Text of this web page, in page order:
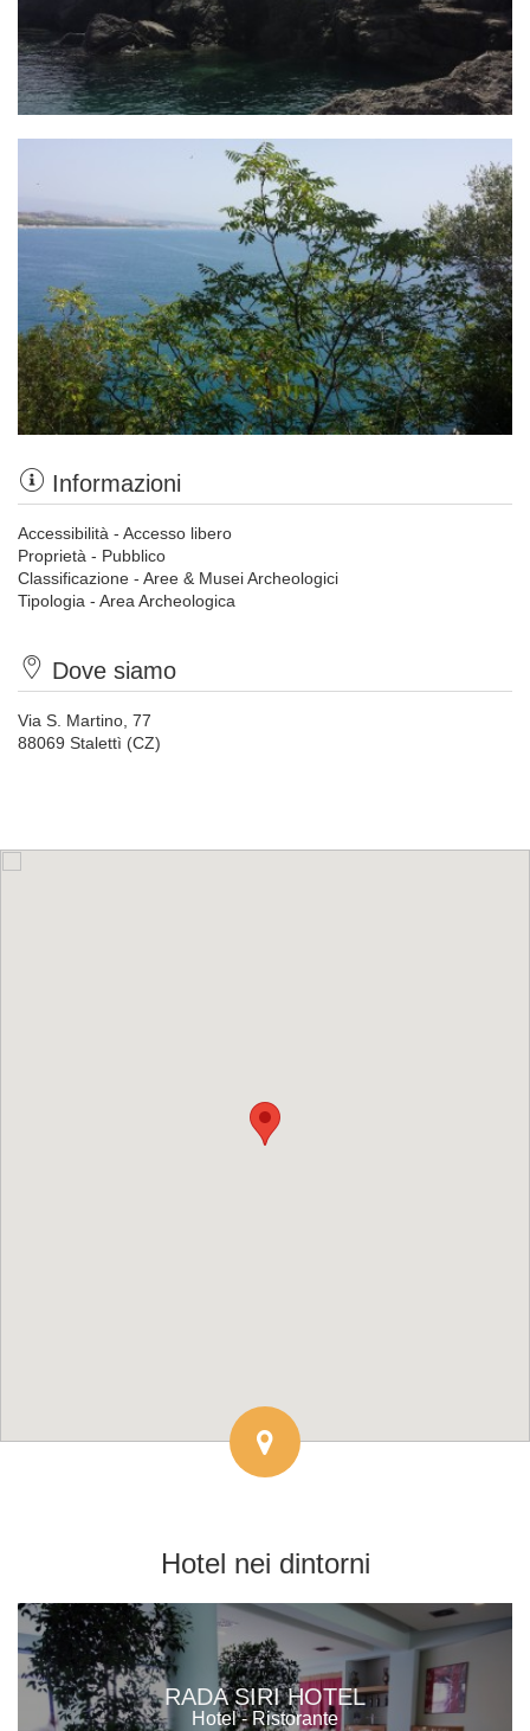
Informazioni
Accessibilità - Accesso libero
Proprietà - Pubblico
Classificazione - Aree & Musei Archeologici
Tipologia - Area Archeologica
Dove siamo
Via S. Martino, 77
88069 Stalettì (CZ)
Hotel nei dintorni
RADA SIRI HOTEL
Hotel - Ristorante